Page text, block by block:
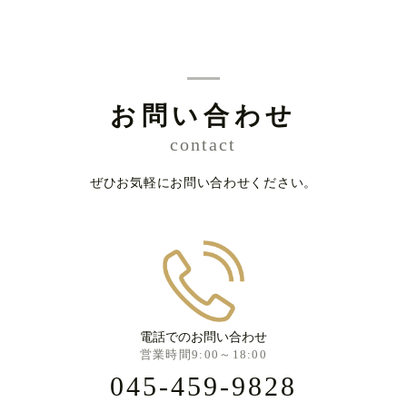
お問い合わせ
contact
ぜひお気軽にお問い合わせください。
電話でのお問い合わせ
営業時間9:00～18:00
045-459-9828